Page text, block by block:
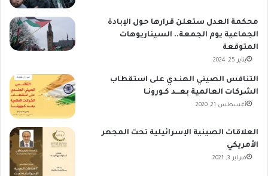
محكمة العدل ستعلن قرارها حول الإبادة
الجماعية يوم الجمعة.. السيناريوهات
المتوقعة
يناير 25, 2024
التنافس الصيني الهنـدي على استقطاب
الشركات العالمية بعـــد كـورونـا
أغسطس 21, 2020
العلاقات الصينية الإسرائيلية تحت المجهر
الأمريكي
فبراير 3, 2021